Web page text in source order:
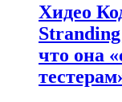
Хидео
что она